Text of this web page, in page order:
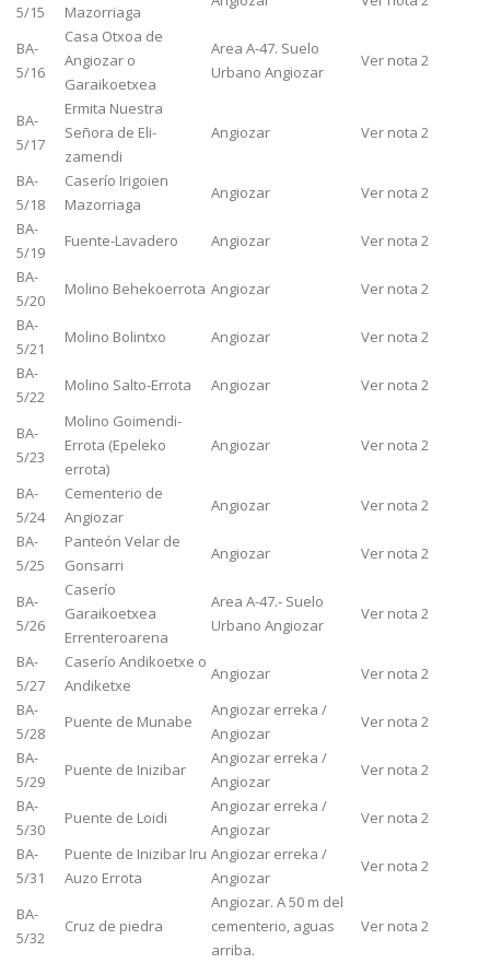
5/15 Mazorriaga
BA-
5/16
Casa Otxoa de
Angiozar o
Garaikoetxea
Area A-47. Suelo
Urbano Angiozar
Ver nota 2
BA-
5/17
Ermita Nuestra
Señora de Eli-
zamendi
Angiozar Ver nota 2
BA-
5/18
Caserío Irigoien
Mazorriaga
Angiozar
Ver nota 2
BA-
5/19
Fuente-Lavadero Angiozar
Ver nota 2
BA-
5/20
Molino Behekoerrota Angiozar
Ver nota 2
BA-
5/21
Molino Bolintxo Angiozar
Ver nota 2
BA-
5/22
Molino Salto-Errota Angiozar Ver nota 2
BA-
5/23
Molino Goimendi-
Errota (Epeleko
errota)
Angiozar Ver nota 2
BA-
5/24
Cementerio de
Angiozar
Angiozar
Ver nota 2
BA-
5/25
Panteón Velar de
Gonsarri
Angiozar Ver nota 2
BA-
5/26
Caserío
Garaikoetxea
Errenteroarena
Area A-47.- Suelo
Urbano Angiozar
Ver nota 2
BA-
5/27
Caserío Andikoetxe o
Andiketxe
Angiozar
Ver nota 2
BA-
5/28
Puente de Munabe
Angiozar erreka /
Angiozar
Ver nota 2
BA-
5/29
Puente de Inizibar
Angiozar erreka /
Angiozar
Ver nota 2
BA-
5/30
Puente de Loidi
Angiozar erreka /
Angiozar
Ver nota 2
BA-
5/31
Puente de Inizibar Iru
Auzo Errota
Angiozar erreka /
Angiozar
Ver nota 2
BA-
5/32
Cruz de piedra
Angiozar. A 50 m del
cementerio, aguas
arriba.
Ver nota 2